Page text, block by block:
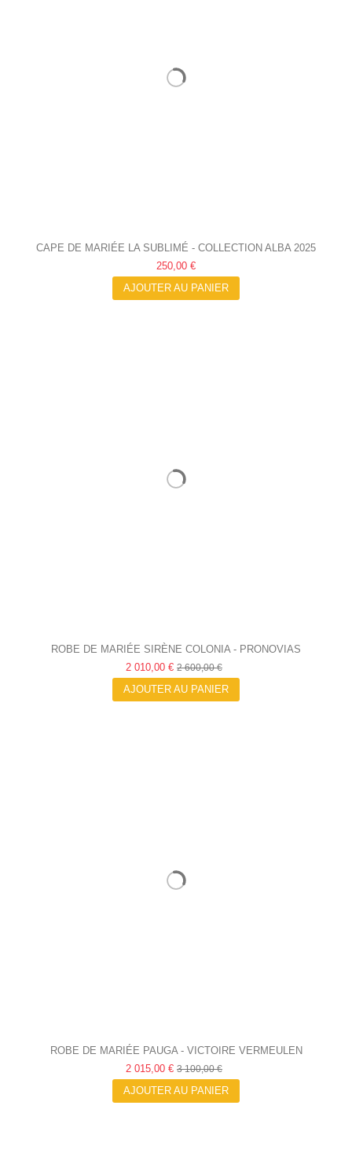
CAPE DE MARIÉE LA SUBLIMÉ - COLLECTION ALBA 2025
250,00 €
AJOUTER AU PANIER
ROBE DE MARIÉE SIRÈNE COLONIA - PRONOVIAS
2 010,00 € 2 600,00 €
AJOUTER AU PANIER
ROBE DE MARIÉE PAUGA - VICTOIRE VERMEULEN
2 015,00 € 3 100,00 €
AJOUTER AU PANIER